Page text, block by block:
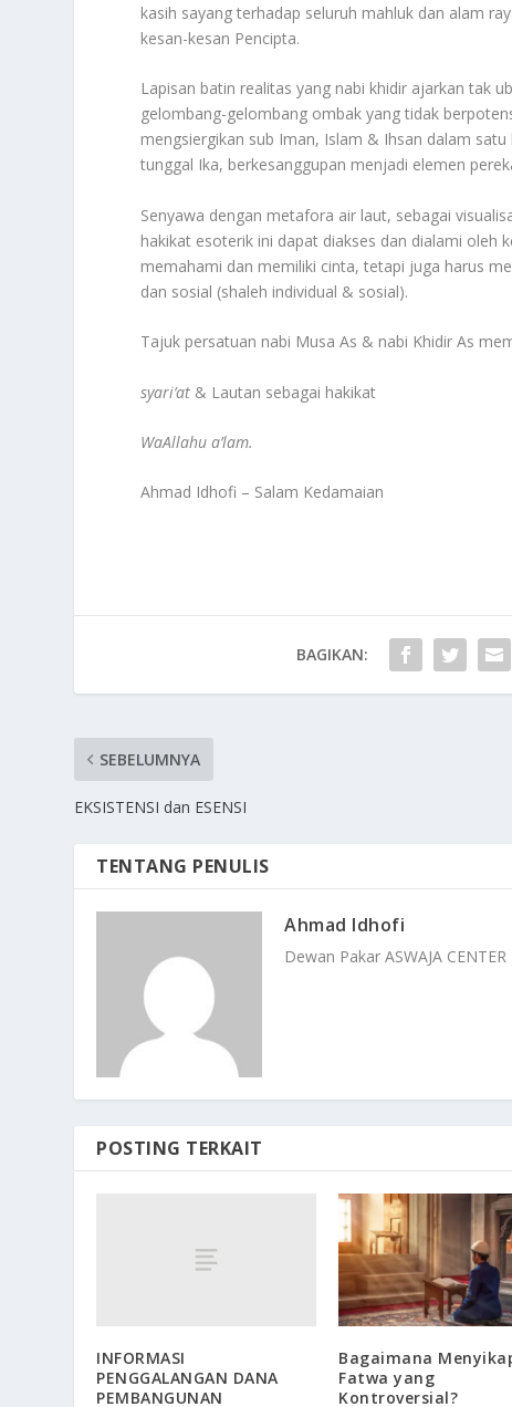
kasih sayang terhadap seluruh mahluk dan alam
kesan-kesan Pencipta.
Lapisan batin realitas yang nabi khidir ajarkan tak
gelombang-gelombang ombak yang tidak
mengsiergikan sub Iman, Islam & Ihsan dalam
tunggal Ika, berkesanggupan menjadi elemen
Senyawa dengan metafora air laut, sebagai
hakikat esoterik ini dapat diakses dan dialami oleh
memahami dan memiliki cinta, tetapi juga harus
dan sosial (shaleh individual & sosial).
Tajuk persatuan nabi Musa As & nabi Khidir As
syari’at & Lautan sebagai hakikat
WaAllahu a’lam.
Ahmad Idhofi – Salam Kedamaian
BAGIKAN:
SEBELUMNYA
EKSISTENSI dan ESENSI
TENTANG PENULIS
Ahmad Idhofi
Dewan Pakar ASWAJA
POSTING TERKAIT
INFORMASI
PENGGALANGAN DANA
PEMBANGUNAN
Bagaimana
Fatwa yang
Kontroversial?